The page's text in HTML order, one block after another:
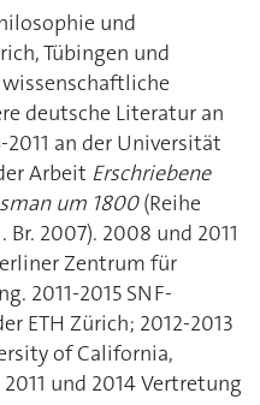
und
Tübingen und
deutsche Literatur an
an der Universität
Arbeit Erschriebene
um 1800(Reihe
2007). 2008 und 2011
Zentrum für
2011-2015 SNF-
ETH Zürich; 2012-2013
of California,
und 2014 Vertretung